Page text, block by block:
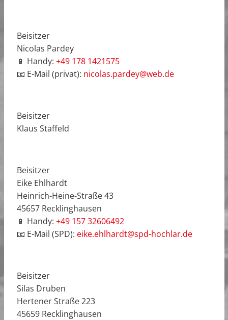
Beisitzer
Nicolas Pardey
📱 Handy: +49 178 1421575
📧 E-Mail (privat): nicolas.pardey@web.de
Beisitzer
Klaus Staffeld
Beisitzer
Eike Ehlhardt
Heinrich-Heine-Straße 43
45657 Recklinghausen
📱 Handy: +49 157 32606492
📧 E-Mail (SPD): eike.ehlhardt@spd-hochlar.de
Beisitzer
Silas Druben
Hertener Straße 223
45659 Recklinghausen